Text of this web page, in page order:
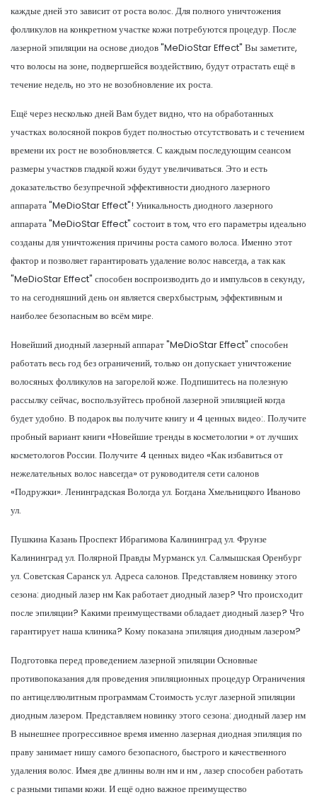
каждые дней это зависит от роста волос. Для полного уничтожения
фолликулов на конкретном участке кожи потребуются процедур. После
лазерной эпиляции на основе диодов "MeDioStar Effect" Вы заметите,
что волосы на зоне, подвергшейся воздействию, будут отрастать ещё в
течение недель, но это не возобновление их роста.
Ещё через несколько дней Вам будет видно, что на обработанных
участках волосяной покров будет полностью отсутствовать и с течением
времени их рост не возобновляется. С каждым последующим сеансом
размеры участков гладкой кожи будут увеличиваться. Это и есть
доказательство безупречной эффективности диодного лазерного
аппарата "MeDioStar Effect"! Уникальность диодного лазерного
аппарата "MeDioStar Effect" состоит в том, что его параметры идеально
созданы для уничтожения причины роста самого волоса. Именно этот
фактор и позволяет гарантировать удаление волос навсегда, а так как
"MeDioStar Effect" способен воспроизводить до и импульсов в секунду,
то на сегодняшний день он является сверхбыстрым, эффективным и
наиболее безопасным во всём мире.
Новейший диодный лазерный аппарат "MeDioStar Effect" способен
работать весь год без ограничений, только он допускает уничтожение
волосяных фолликулов на загорелой коже. Подпишитесь на полезную
рассылку сейчас, воспользуйтесь пробной лазерной эпиляцией когда
будет удобно. В подарок вы получите книгу и 4 ценных видео:. Получите
пробный вариант книги «Новейшие тренды в косметологии » от лучших
косметологов России. Получите 4 ценных видео «Как избавиться от
нежелательных волос навсегда» от руководителя сети салонов
«Подружки». Ленинградская Вологда ул. Богдана Хмельницкого Иваново
ул.
Пушкина Казань Проспект Ибрагимова Калининград ул. Фрунзе
Калининград ул. Полярной Правды Мурманск ул. Салмышская Оренбург
ул. Советская Саранск ул. Адреса салонов. Представляем новинку этого
сезона: диодный лазер нм Как работает диодный лазер? Что происходит
после эпиляции? Какими преимуществами обладает диодный лазер? Что
гарантирует наша клиника? Кому показана эпиляция диодным лазером?
Подготовка перед проведением лазерной эпиляции Основные
противопоказания для проведения эпиляционных процедур Ограничения
по антицеллюлитным программам Стоимость услуг лазерной эпиляции
диодным лазером. Представляем новинку этого сезона: диодный лазер нм
В нынешнее прогрессивное время именно лазерная диодная эпиляция по
праву занимает нишу самого безопасного, быстрого и качественного
удаления волос. Имея две длинны волн нм и нм , лазер способен работать
с разными типами кожи. И ещё одно важное преимущество